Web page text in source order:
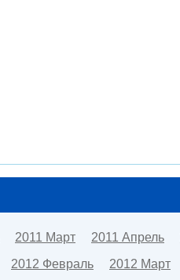
2011 Март 2011 Апрель
2012 Февраль 2012 Март